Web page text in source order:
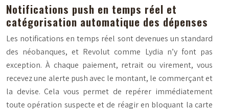
Notifications push en temps réel et
catégorisation automatique des dépenses
Les notifications en temps réel sont devenues un standard
des néobanques, et Revolut comme Lydia n’y font pas
exception. À chaque paiement, retrait ou virement, vous
recevez une alerte push avec le montant, le commerçant et
la devise. Cela vous permet de repérer immédiatement
toute opération suspecte et de réagir en bloquant la carte